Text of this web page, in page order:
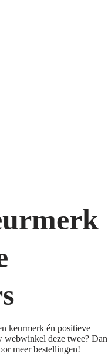
keurmerk én positieve
webwinkel deze twee? Dan
meer bestellingen!